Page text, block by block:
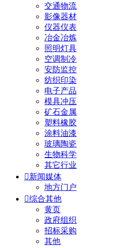
交通物流
影像器材
仪器仪表
冶金冶炼
照明灯具
空调制冷
安防监控
纺织印染
电子产品
模具冲压
矿石金属
塑料橡胶
涂料油漆
玻璃陶瓷
生物科学
其它行业
新闻媒体
地方门户
综合其他
黄页
政府组织
招标采购
其他